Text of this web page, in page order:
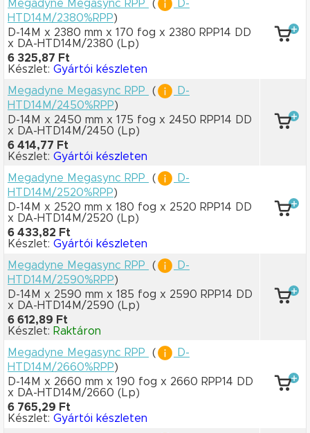
Megadyne Megasync RPP
(
D-
HTD14M/2380%RPP)
D-14M x 2380 mm x 170 fog x 2380 RPP14 DD
x DA-HTD14M/2380 (Lp)
6 325,87 Ft
Készlet: Gyártói készleten
Megadyne Megasync RPP
(
D-
HTD14M/2450%RPP)
D-14M x 2450 mm x 175 fog x 2450 RPP14 DD
x DA-HTD14M/2450 (Lp)
6 414,77 Ft
Készlet: Gyártói készleten
Megadyne Megasync RPP
(
D-
HTD14M/2520%RPP)
D-14M x 2520 mm x 180 fog x 2520 RPP14 DD
x DA-HTD14M/2520 (Lp)
6 433,82 Ft
Készlet: Gyártói készleten
Megadyne Megasync RPP
(
D-
HTD14M/2590%RPP)
D-14M x 2590 mm x 185 fog x 2590 RPP14 DD
x DA-HTD14M/2590 (Lp)
6 612,89 Ft
Készlet: Raktáron
Megadyne Megasync RPP
(
D-
HTD14M/2660%RPP)
D-14M x 2660 mm x 190 fog x 2660 RPP14 DD
x DA-HTD14M/2660 (Lp)
6 765,29 Ft
Készlet: Gyártói készleten